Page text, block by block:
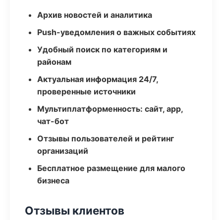
Архив новостей и аналитика
Push-уведомления о важных событиях
Удобный поиск по категориям и
районам
Актуальная информация 24/7,
проверенные источники
Мультиплатформенность: сайт, app,
чат-бот
Отзывы пользователей и рейтинг
организаций
Бесплатное размещение для малого
бизнеса
Отзывы клиентов